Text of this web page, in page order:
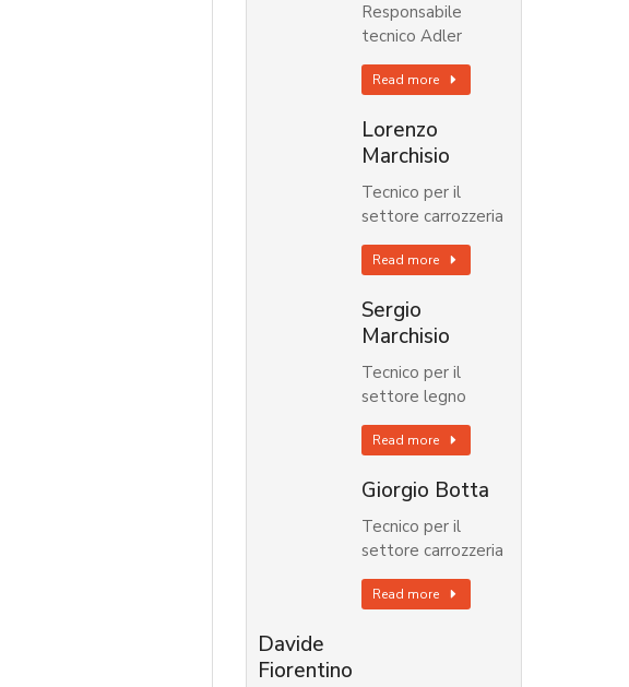
Responsabile
tecnico Adler
Read more
Lorenzo
Marchisio
Tecnico per il
settore carrozzeria
Read more
Sergio
Marchisio
Tecnico per il
settore legno
Read more
Giorgio Botta
Tecnico per il
settore carrozzeria
Read more
Davide
Fiorentino